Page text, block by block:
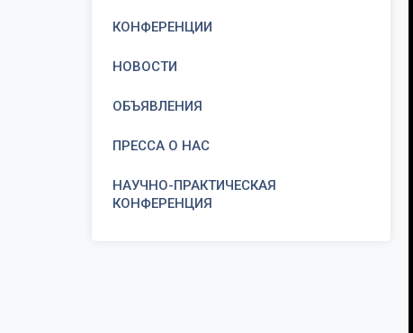
КОНФЕРЕНЦИИ
НОВОСТИ
ОБЪЯВЛЕНИЯ
ПРЕССА О НАС
НАУЧНО-ПРАКТИЧЕСКАЯ
КОНФЕРЕНЦИЯ